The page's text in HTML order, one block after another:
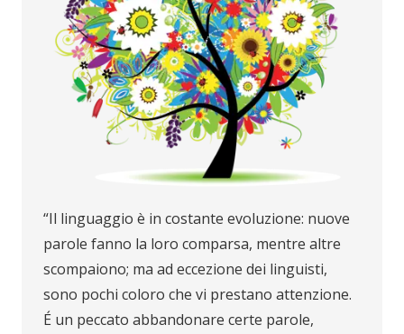
“Il linguaggio è in costante evoluzione: nuove
parole fanno la loro comparsa, mentre altre
scompaiono; ma ad eccezione dei linguisti,
sono pochi coloro che vi prestano attenzione.
É un peccato abbandonare certe parole,